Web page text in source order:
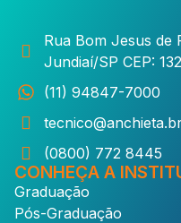
Rua Bom Jesus de
Jundiaí/SP CEP:
(11) 94847-7000
(0800) 772 8445
CONHEÇA A
Graduação
Pós-Graduação